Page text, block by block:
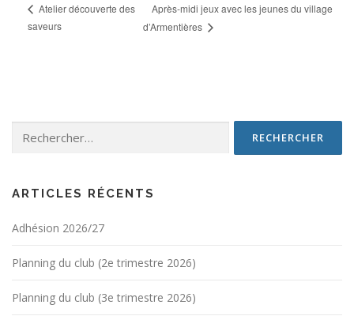
Atelier découverte des
saveurs
Après-midi jeux avec les jeunes du village
d’Armentières
ARTICLES RÉCENTS
Adhésion 2026/27
Planning du club (2e trimestre 2026)
Planning du club (3e trimestre 2026)